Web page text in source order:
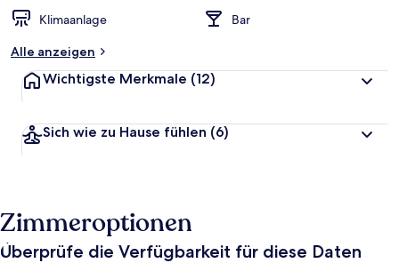
Klimaanlage
Bar
Alle anzeigen
Wichtigste Merkmale (12)
Sich wie zu Hause fühlen (6)
Zimmeroptionen
Überprüfe die Verfügbarkeit für diese Daten